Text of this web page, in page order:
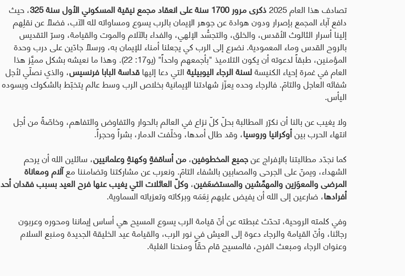
تصادف هذا العام 2025
ذكرى مرور 1700 سنة على انعقاد مجمع نيقية المسكوني الأول سنة 325 ، حيث
دافع آباء المجمع بإصرار ودون هوادة عن جوهر الإيمان بالرب يسوع ومساواته لله الآب، فضلاً عن نقلِهم
إلينا أسرار الثالوث الأقدس، والخلق، والتجسُّد الإلهي، والفداء بالآلام والموت والقيامة، وسرّ التقديس
بالروح القدس وماء المعمودية. نضرع إلى الرب كي يجعلنا أمناء للإيمان به، ورسلاً جادّين على درب وحدة
المؤمنين، طبقاً لدعوته أن يكون التلاميذ "بأجمعهم واحداً" (يو17: 22). وهذا ما نعيشه بشكل مميَّز هذا
العام في غمرة إحياء الكنيسةلسنة الرجاء اليوبيليةالتي دعا إليهاقداسة البابا فرنسيس، والذي نصلّي لأجل
شفائه العاجل والتامّ. فالرجاء وحده يعزّز شهادتنا الإيمانية بخلاص الرب وسط عالم يتخبّط بالشكوك ويسوده
اليأس.
ولا يغيب عن بالنا أن نكرّر المطالبة بحلّ كلّ نزاع في العالم بالحوار والتفاوض والتفاهم، وخاصّةً من أجل
انتهاء الحرب بينأوكرانيا وروسيا، وقد طال أمدها، وخلّفت الدمار، بشراً وحجراً.
كما نجدّد مطالبتنا بالإفراج عنجميع المخطوفين،من أساقفةٍ وكهنةٍ وعلمانيين، سائلين الله أن يرحم
الشهداء، ويمنّ على الجرحى والمصابين بالشفاء التامّ. ونعرب عن مشاركتنا وتضامننا معآلام ومعاناة
المرضى والمعوَزين والمهمَّشين والمستضعَفين،وكلّ العائلات التي يغيب عنها فرح العيد بسبب فقدان أحد
أفرادها، ضارعين إلى الله أن يفيض عليهم نِعَمَه وبركاته وتعزياته السماوية.
وفي كلمته الروحية، تحدّث غبطته عن أنّ قيامة الرب يسوع المسيح هي أساس إيماننا ومحوره وعربون
رجائنا، وأنّ القيامة والرجاء دعوة إلى العيش في نور الرب، والقيامة عيد الخليقة الجديدة ومنبع السلام
وعنوان الرجاء ومبعث الفرح، فالمسيح قام حقّاً ومنحنا الغلبة.